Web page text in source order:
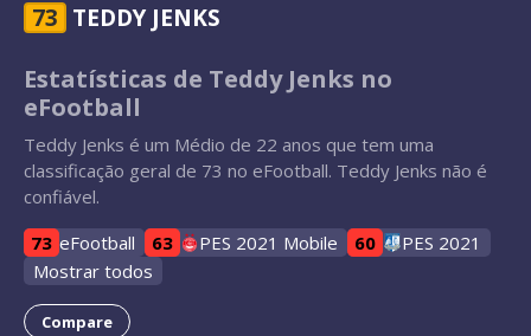
73 TEDDY JENKS
Estatísticas de Teddy Jenks no
eFootball
Teddy Jenks é um Médio de 22 anos que tem uma
classificação geral de 73 no eFootball. Teddy Jenks não é
confiável.
73 eFootball 63 PES 2021 Mobile 60
PES 2021
Mostrar todos
Compare